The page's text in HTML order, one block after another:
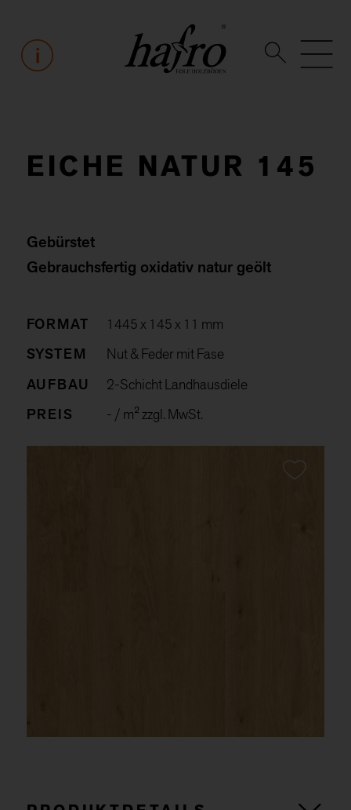
EICHE NATUR 145
Gebürstet
Gebrauchsfertig oxidativ natur geölt
FORMAT 1445 x 145 x 11 mm
SYSTEM Nut & Feder mit Fase
AUFBAU 2-Schicht Landhausdiele
PREIS - / m² zzgl. MwSt.